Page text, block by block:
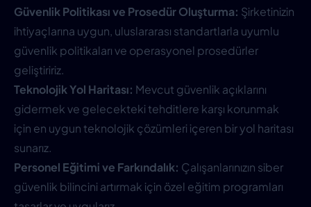
Güvenlik Politikası ve Prosedür Oluşturma: Şirketinizin
ihtiyaçlarına uygun, uluslararası standartlarla uyumlu
güvenlik politikaları ve operasyonel prosedürler
geliştiririz.
Teknolojik Yol Haritası: Mevcut güvenlik açıklarını
gidermek ve gelecekteki tehditlere karşı korunmak
için en uygun teknolojik çözümleri içeren bir yol haritası
sunarız.
Personel Eğitimi ve Farkındalık: Çalışanlarınızın siber
güvenlik bilincini artırmak için özel eğitim programları